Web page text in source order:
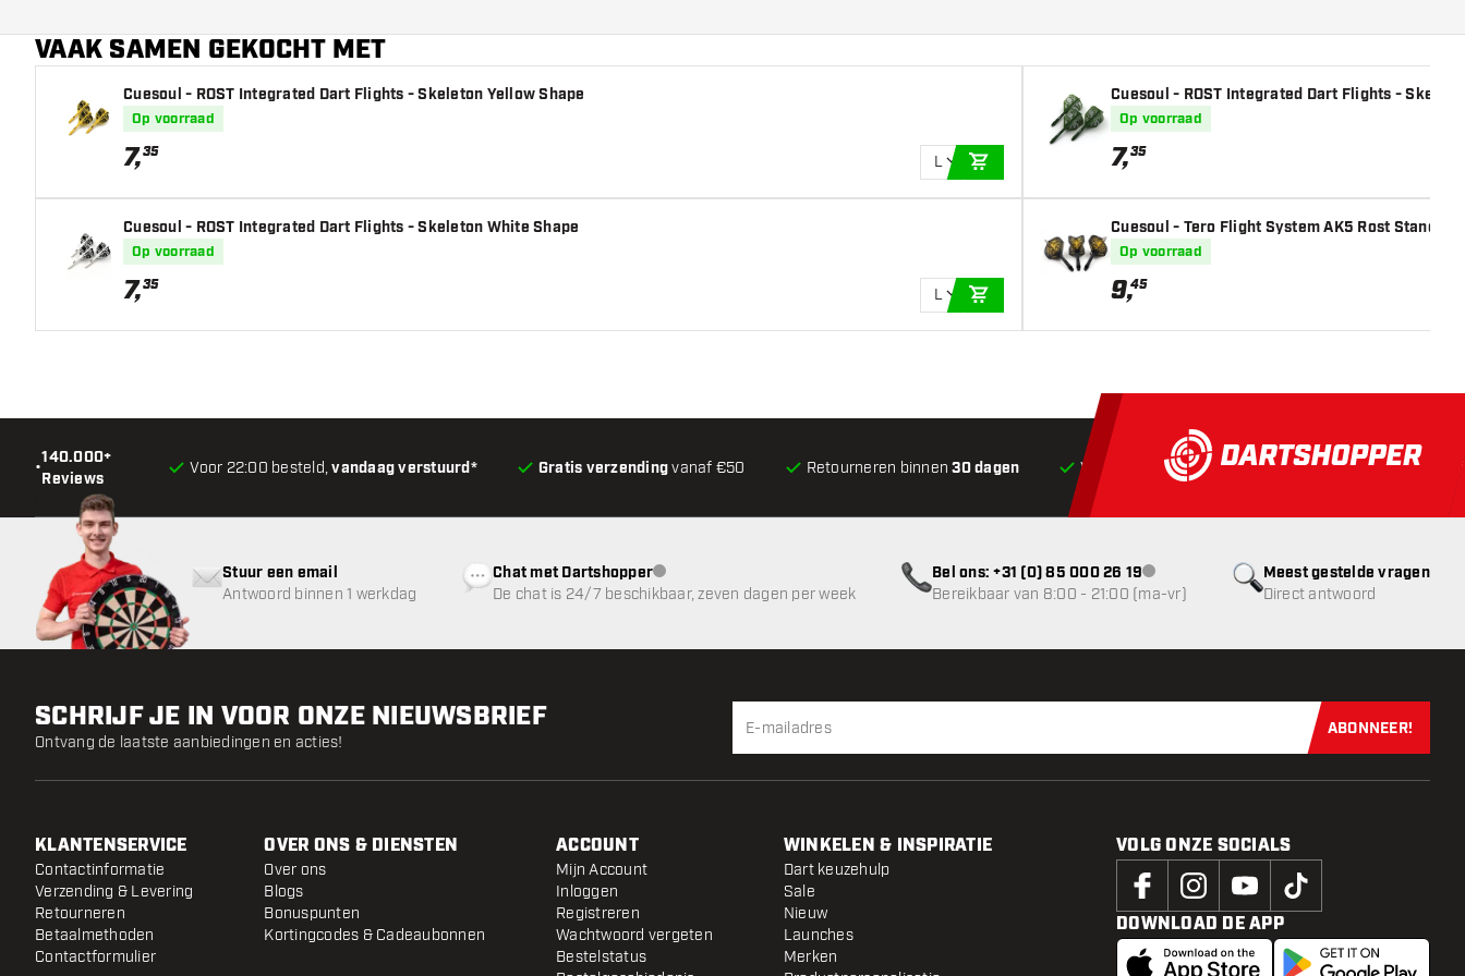
Flight shaft lengte
VAAK SAMEN GEKOCHT MET
Cuesoul - ROST Integrated Dart Flights - Skeleton Yellow Shape
Op voorraad
7,35
L
Cuesoul - ROST Integrated Dart Flights - Skeleton White Shape
Op voorraad
7,35
L
Cuesoul - ROST Integrated Dart Flights -
Op voorraad
7,35
Cuesoul - Tero Flight System AK5 Rost
Op voorraad
9,45
•
140.000+
Reviews
Voor 22:00 besteld,vandaag verstuurd* Gratis verzendingvanaf €50 Retourneren binnen30 dagen Voor 22:00 besteld,vandaag verstuurd*
Meest gestelde vragen
Direct antwoord
Stuur een email
Antwoord binnen 1 werkdag
Chat met Dartshopperklantenservice niet beschikbaar
De chat is 24/7 beschikbaar, zeven dagen per week
Bel ons: +31 (0) 85 000 26 19klantenservice niet beschikbaar
Bereikbaar van 8:00 - 21:00 (ma-vr)
SCHRIJF JE IN VOOR ONZE NIEUWSBRIEF
Ontvang de laatste aanbiedingen en acties!
Schrijf je
ABONNEER!
KLANTENSERVICE
Contactinformatie
Verzending & Levering
Retourneren
Betaalmethoden
Contactformulier
OVER ONS & DIENSTEN
Over ons
Blogs
Bonuspunten
Kortingcodes & Cadeaubonnen
ACCOUNT
Mijn Account
Inloggen
Registreren
Wachtwoord vergeten
Bestelstatus
WINKELEN & INSPIRATIE
Dart keuzehulp
Sale
Nieuw
Launches
Merken
VOLG ONZE SOCIALS
DOWNLOAD DE APP